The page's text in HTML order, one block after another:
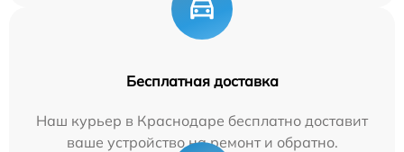
Бесплатная доставка
Наш курьер в Краснодаре бесплатно доставит
ваше устройство на ремонт и обратно.